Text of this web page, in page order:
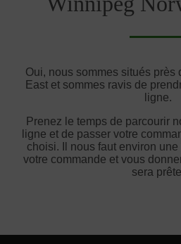
Oui, nous sommes situés près
East et sommes ravis de
ligne.
Prenez le temps de parcourir
ligne et de passer votre
choisi. Il nous faut environ
votre commande et vous
sera